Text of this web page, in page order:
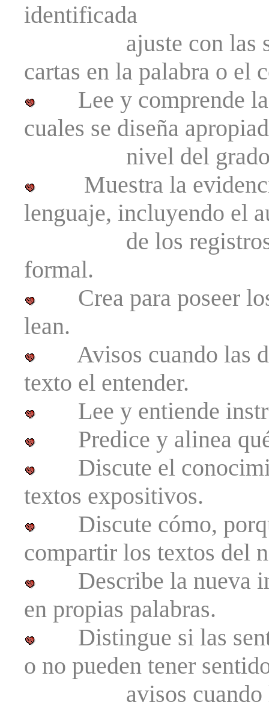
identificada
ajuste con las
cartas en la palabra o el
Lee y comprende la
cuales se diseña
nivel del
Muestra la
lenguaje, incluyendo el
de los registros
formal.
Crea para poseer
lean.
Avisos cuando las
texto el entender.
Lee y entiende
Predice y alinea qué
Discute el
textos expositivos.
Discute cómo,
compartir los textos del
Describe la nueva
en propias palabras.
Distingue si las
o no pueden tener
avisos cuando los